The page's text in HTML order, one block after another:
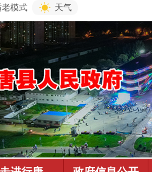
老模式 天气